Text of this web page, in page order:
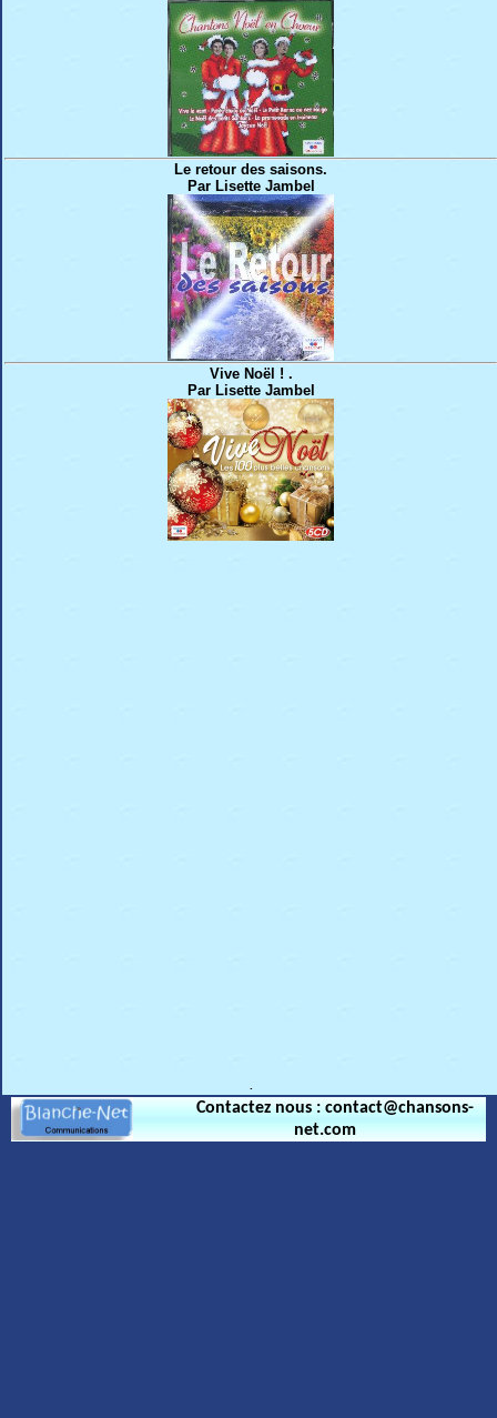
Le retour des saisons.
Par Lisette Jambel
Vive Noël ! .
Par Lisette Jambel
Contactez nous : contact@chansons-
net.com